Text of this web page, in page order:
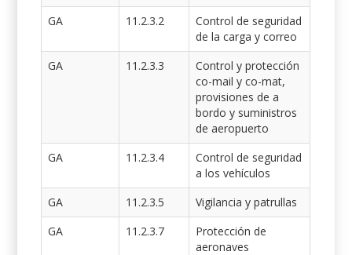
GA
11.2.3.2
Control de seguridad
de la carga y correo
GA
11.2.3.3
Control y protección
co-mail y co-mat,
provisiones de a
bordo y suministros
de aeropuerto
GA
11.2.3.4
Control de seguridad
a los vehículos
GA
11.2.3.5
Vigilancia y patrullas
GA
11.2.3.7
Protección de
aeronaves